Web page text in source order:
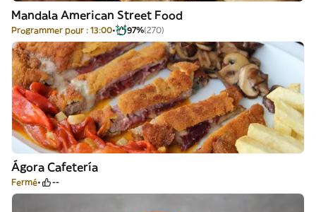
Mandala American Street Food
Programmer pour : 13:00 97%(270)
Ágora Cafetería
Fermé --